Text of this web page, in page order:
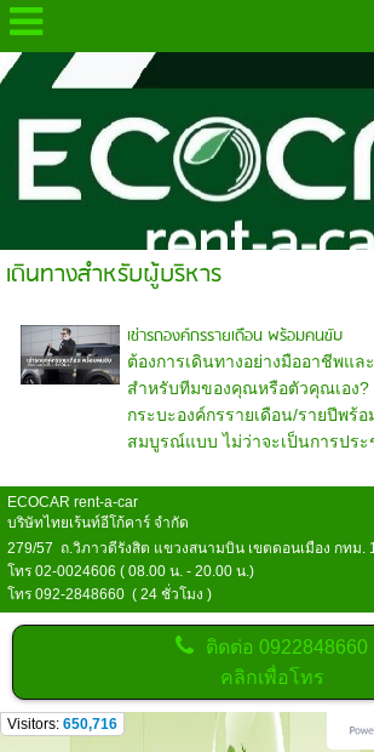
.
เดินทางสำหรับผู้บริหาร
เช่ารถองค์กรรายเดือน พร้อมคนขับ
ต้องการเดินทางอย่างมืออาชีพแ
สำหรับทีมของคุณหรือตัวคุณเอง?
กระบะองค์กรรายเดือน/รายปีพร้
สมบูรณ์แบบ ไม่ว่าจะเป็นการประ
ECOCAR rent-a-car
บริษัทไทยเร้นท์อีโก้คาร์ จำกัด
279/57 ถ.วิภาวดีรังสิต แขวงสนามบิน เขตดอนเมือง กทม.
โทร 02-0024606 ( 08.00 น. - 20.00 น.)
โทร 092-2848660 ( 24 ชั่วโมง )
ติดต่อ0922848660
คลิกเพื่อโทร
Visitors: 650,716